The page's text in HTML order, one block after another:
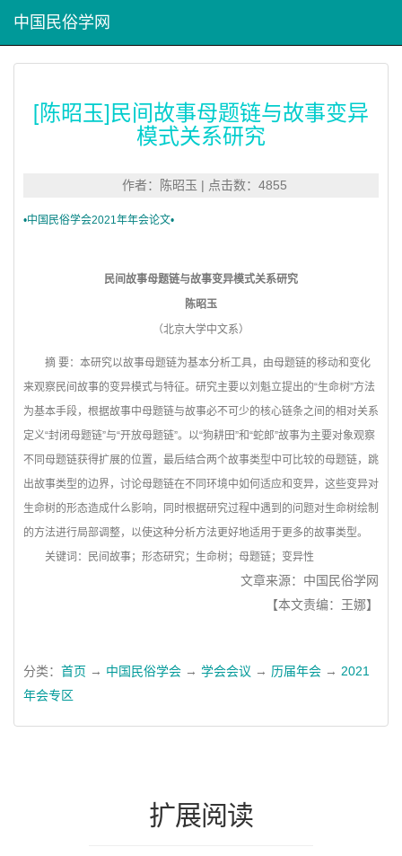
中国民俗学网
[陈昭玉]民间故事母题链与故事变异
模式关系研究
作者：陈昭玉 | 点击数：4855
•中国民俗学会2021年年会论文•
民间故事母题链与故事变异模式关系研究
陈昭玉
（北京大学中文系）
摘 要：本研究以故事母题链为基本分析工具，由母题链的移动和变化
来观察民间故事的变异模式与特征。研究主要以刘魁立提出的“生命树”方法
为基本手段，根据故事中母题链与故事必不可少的核心链条之间的相对关系
定义“封闭母题链”与“开放母题链”。以“狗耕田”和“蛇郎”故事为主要对象观察
不同母题链获得扩展的位置，最后结合两个故事类型中可比较的母题链，跳
出故事类型的边界，讨论母题链在不同环境中如何适应和变异，这些变异对
生命树的形态造成什么影响，同时根据研究过程中遇到的问题对生命树绘制
的方法进行局部调整，以使这种分析方法更好地适用于更多的故事类型。
关键词：
民间故事；形态研究；生命树；母题链；变异性
文章来源：中国民俗学网
【本文责编：王娜】
分类： 首页 → 中国民俗学会 → 学会会议 → 历届年会 → 2021
年会专区
扩展阅读